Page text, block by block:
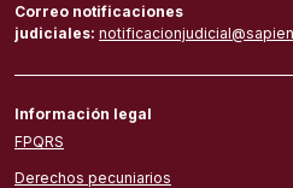
Correo notificaciones
judiciales:
Información legal
FPQRS
Derechos pecuniarios